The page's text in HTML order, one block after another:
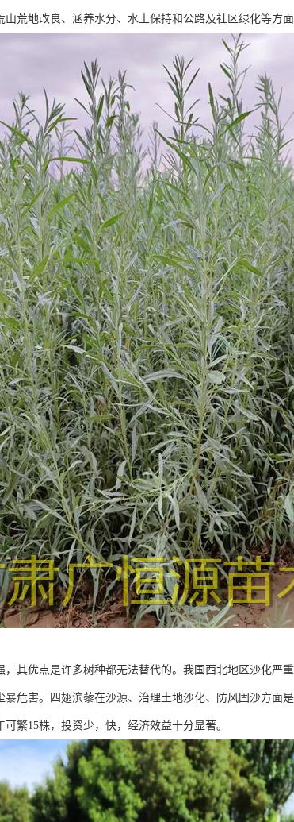
山荒地改良、涵养水分、水土保持和公路及社区绿化等方面
，其优点是许多树种都无法替代的。我国西北地区沙化严
暴危害。四翅滨藜在沙源、治理土地沙化、防风固沙方面
繁15株，投资少，快，经济效益十分显著。